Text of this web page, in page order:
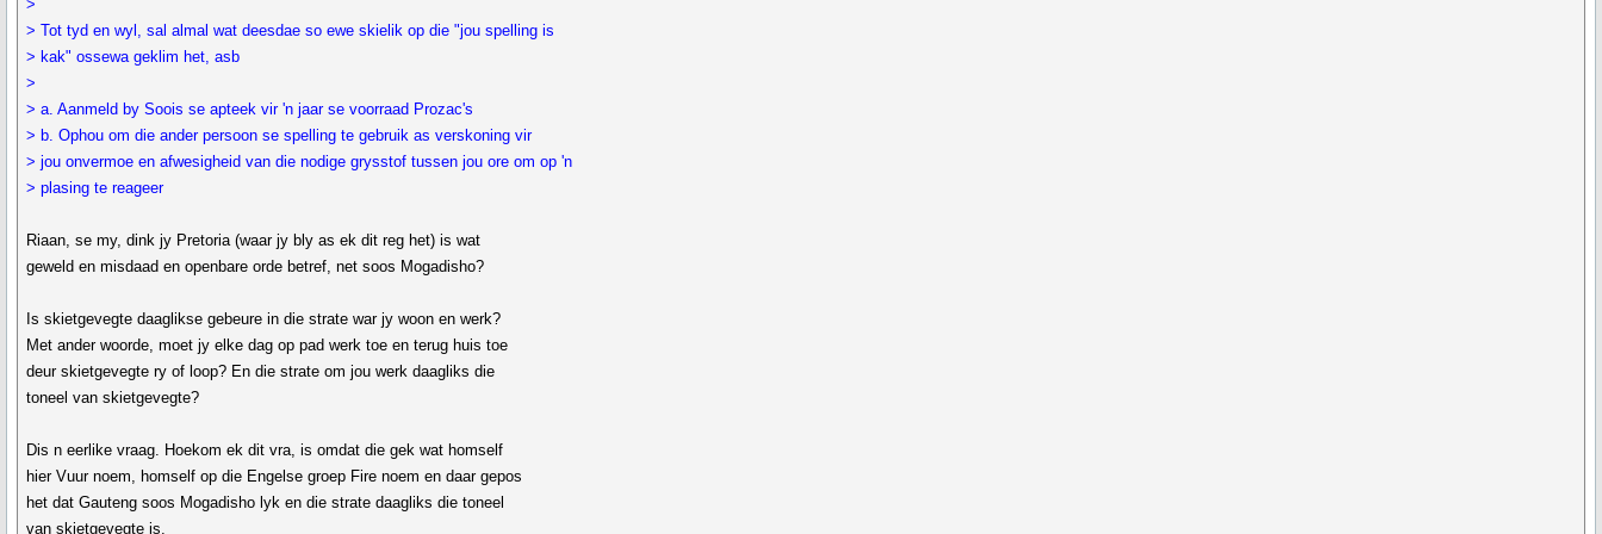
>
> Tot tyd en wyl, sal almal wat deesdae so ewe skielik op die "jou spelling is
> kak" ossewa geklim het, asb
>
> a. Aanmeld by Soois se apteek vir 'n jaar se voorraad Prozac's
> b. Ophou om die ander persoon se spelling te gebruik as verskoning vir
> jou onvermoe en afwesigheid van die nodige grysstof tussen jou ore om op 'n
> plasing te reageer
Riaan, se my, dink jy Pretoria (waar jy bly as ek dit reg het) is wat
geweld en misdaad en openbare orde betref, net soos Mogadisho?
Is skietgevegte daaglikse gebeure in die strate war jy woon en werk?
Met ander woorde, moet jy elke dag op pad werk toe en terug huis toe
deur skietgevegte ry of loop? En die strate om jou werk daagliks die
toneel van skietgevegte?
Dis n eerlike vraag. Hoekom ek dit vra, is omdat die gek wat homself
hier Vuur noem, homself op die Engelse groep Fire noem en daar gepos
het dat Gauteng soos Mogadisho lyk en die strate daagliks die toneel
van skietgevegte is.